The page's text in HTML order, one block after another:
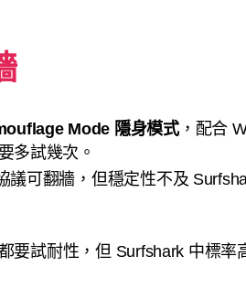
Mode 隱身模式，配合
多試幾次。
議可翻牆，但穩定性不及
要試耐性，但 Surfshark 中標率